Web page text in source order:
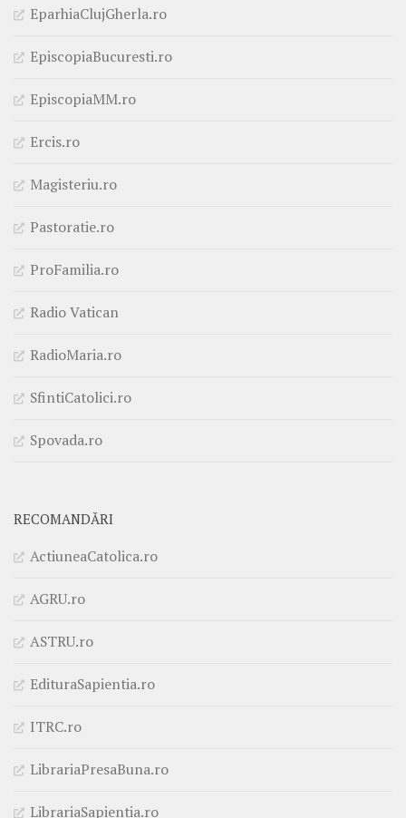
EparhiaClujGherla.ro
EpiscopiaBucuresti.ro
EpiscopiaMM.ro
Ercis.ro
Magisteriu.ro
Pastoratie.ro
ProFamilia.ro
Radio Vatican
RadioMaria.ro
SfintiCatolici.ro
Spovada.ro
RECOMANDĂRI
ActiuneaCatolica.ro
AGRU.ro
ASTRU.ro
EdituraSapientia.ro
ITRC.ro
LibrariaPresaBuna.ro
LibrariaSapientia.ro